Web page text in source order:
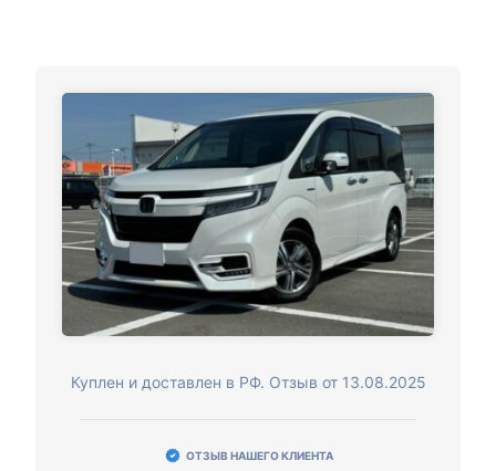
Куплен и доставлен в РФ. Отзыв от 13.08.2025
ОТЗЫВ НАШЕГО КЛИЕНТА